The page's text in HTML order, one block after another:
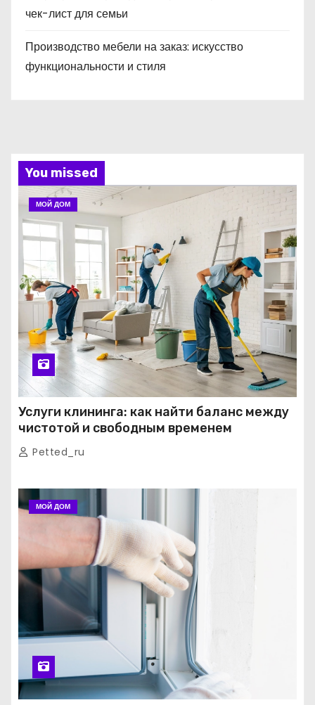
чек-лист для семьи
Производство мебели на заказ: искусство
функциональности и стиля
You missed
МОЙ ДОМ
Услуги клининга: как найти баланс между
чистотой и свободным временем
Petted_ru
МОЙ ДОМ